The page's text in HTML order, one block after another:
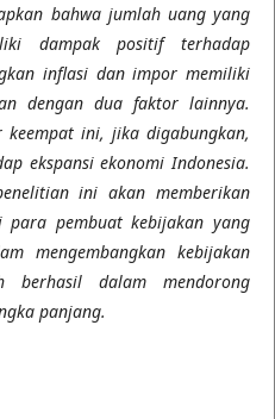
bahwa jumlah uang yang
dampak positif terhadap
inflasi dan impor memiliki
dengan dua faktor lainnya.
keempat ini, jika digabungkan,
ekspansi ekonomi Indonesia.
ini akan memberikan
para pembuat kebijakan yang
mengembangkan kebijakan
berhasil dalam mendorong
panjang.